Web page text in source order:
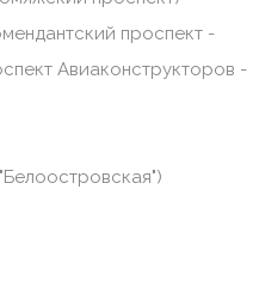
проспект -
Авиаконструкторов -